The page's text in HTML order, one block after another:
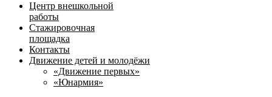
Центр внешкольной
работы
Стажировочная
площадка
Контакты
Движение детей и молодёжи
«Движение первых»
«Юнармия»